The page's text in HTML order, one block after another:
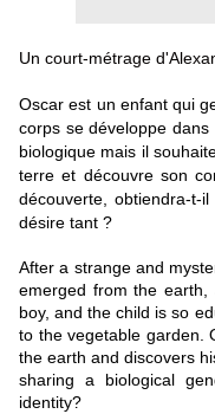
Un court-métrage
Oscar est un enfant qui
corps se développe
biologique mais il
terre et découvre son
découverte, obtiendra-t-
désire tant ?
After a strange and
emerged from the
boy, and the child is so
to the vegetable garden.
the earth and discovers
sharing a biological
identity?